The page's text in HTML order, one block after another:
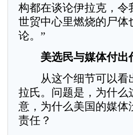
构都在谈论伊拉克，
世贸中心里燃烧的尸
论。”
美选民与媒体付出
从这个细节可以看
拉氏。问题是，为什
意，为什么美国的媒
责任？